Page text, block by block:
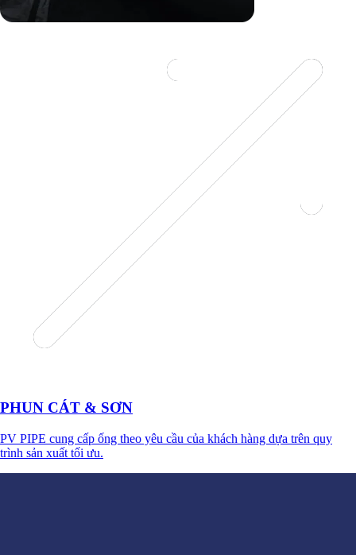
PHUN CÁT & SƠN
PV PIPE cung cấp ống theo yêu cầu của khách hàng dựa trên quy
trình sản xuất tối ưu.